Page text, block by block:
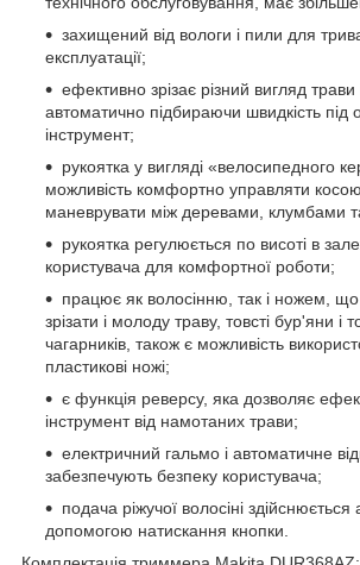
захищений від вологи і пили для
експлуатації;
ефективно зрізає різний вигляд трави
автоматично підбираючи швидкість під
інструмент;
рукоятка у вигляді «велосипедного
можливість комфортно управляти
маневрувати між деревами, клумбами
рукоятка регулюється по висоті в
користувача для комфортної роботи;
працює як волосінню, так і ножем,
зрізати і молоду траву, товсті бур'яни і
чагарників, також є можливість
пластикові ножі;
є функція реверсу, яка дозволяє
інструмент від намотаних трави;
електричний гальмо і автоматичне
забезпечують безпеку користувача;
подача ріжучої волосіні
допомогою натискання кнопки.